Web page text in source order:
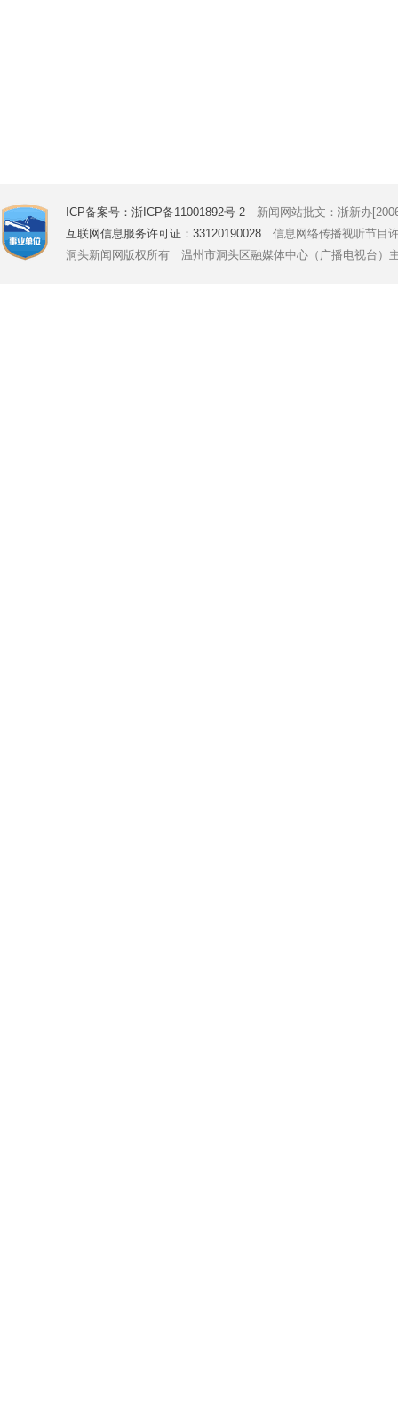
ICP备案号：浙ICP备11001892号-2 新闻网站批文：浙新办
互联网信息服务许可证：33120190028 信息网络传播视听节目
洞头新闻网版权所有 温州市洞头区融媒体中心（广播电视台）